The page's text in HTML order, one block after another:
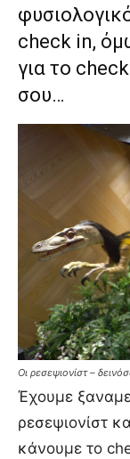
check in,
για το
σου…
Οι ρεσεψιονίστ –
Έχουμε
ρεσεψιονίστ
κάνουμε το